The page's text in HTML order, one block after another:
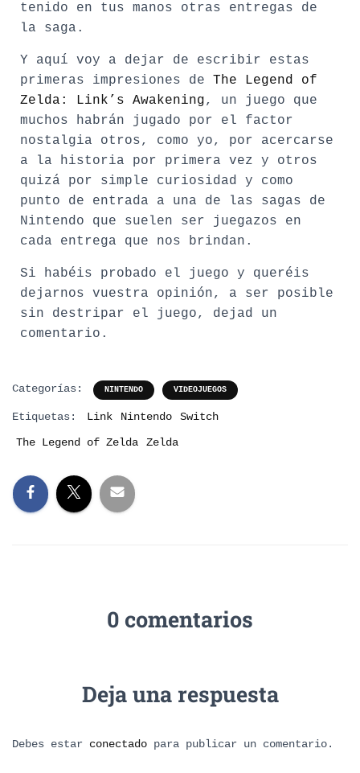
tenido en tus manos otras entregas de
la saga.
Y aquí voy a dejar de escribir estas
primeras impresiones de The Legend of
Zelda: Link’s Awakening, un juego que
muchos habrán jugado por el factor
nostalgia otros, como yo, por acercarse
a la historia por primera vez y otros
quizá por simple curiosidad y como
punto de entrada a una de las sagas de
Nintendo que suelen ser juegazos en
cada entrega que nos brindan.
Si habéis probado el juego y queréis
dejarnos vuestra opinión, a ser posible
sin destripar el juego, dejad un
comentario.
Categorías: NINTENDO VIDEOJUEGOS
Etiquetas: Link Nintendo
Switch
The Legend of Zelda
Zelda
0 comentarios
Deja una respuesta
Debes estar conectado para publicar un comentario.